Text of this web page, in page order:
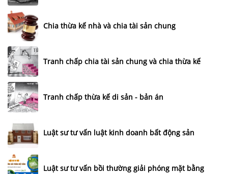
Chia thừa kế nhà và chia tài sản chung
Tranh chấp chia tài sản chung và chia thừa kế
Tranh chấp thừa kế di sản - bản án
Luật sư tư vấn luật kinh doanh bất động sản
Luật sư tư vấn bồi thường giải phóng mặt bằng